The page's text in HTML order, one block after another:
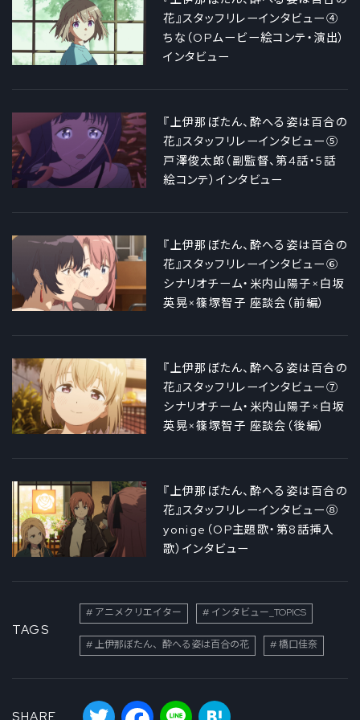
花』スタッフリレーインタビュー④
ちな（OPムービー絵コンテ・演出）
インタビュー
『上伊那ぼたん、酔へる姿は百合の
花』スタッフリレーインタビュー⑤
戸澤俊太郎（副監督、第4話・5話
絵コンテ）インタビュー
『上伊那ぼたん、酔へる姿は百合の
花』スタッフリレーインタビュー⑥
シナリオチーム・米内山陽子×白坂
英晃×篠塚智子 座談会（前編）
『上伊那ぼたん、酔へる姿は百合の
花』スタッフリレーインタビュー⑦
シナリオチーム・米内山陽子×白坂
英晃×篠塚智子 座談会（後編）
『上伊那ぼたん、酔へる姿は百合の
花』スタッフリレーインタビュー⑧
yonige（OP主題歌・第8話挿入
歌）インタビュー
TAGS
アニメクリエイター インタビュー_TOPICS
上伊那ぼたん、酔へる姿は百合の花 橋口佳奈
SHARE
Twitter Facebook
Line